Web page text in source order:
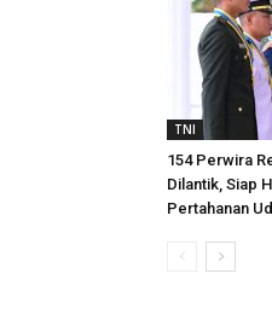
TNI
154 Perwira
Dilantik, Siap
Pertahanan